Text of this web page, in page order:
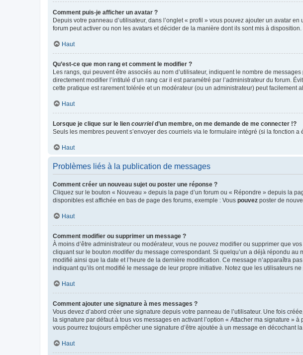
Comment puis-je afficher un avatar ?
Depuis votre panneau d’utilisateur, dans l’onglet « profil » vous pouvez ajouter un avatar
forum peut activer ou non les avatars et décider de la manière dont ils sont mis à
Haut
Qu’est-ce que mon rang et comment le modifier ?
Les rangs, qui peuvent être associés au nom d’utilisateur, indiquent le nombre de
directement modifier l’intitulé d’un rang car il est paramétré par l’administrateur du forum.
cette pratique est rarement tolérée et un modérateur (ou un administrateur) peut facilement
Haut
Lorsque je clique sur le lien courrield’un membre, on me demande de me connecter !?
Seuls les membres peuvent s’envoyer des courriels via le formulaire intégré (si la fonction
Haut
Problèmes liés à la publication de messages
Comment créer un nouveau sujet ou poster une réponse ?
Cliquez sur le bouton « Nouveau » depuis la page d’un forum ou « Répondre » depuis la
disponibles est affichée en bas de page des forums, exemple : Vous pouvez poster de
Haut
Comment modifier ou supprimer un message ?
À moins d’être administrateur ou modérateur, vous ne pouvez modifier ou supprimer que
cliquant sur le bouton modifierdu message correspondant. Si quelqu’un a déjà répondu au
modifié ainsi que la date et l’heure de la dernière modification. Ce message n’apparaîtra
indiquant qu’ils ont modifié le message de leur propre initiative. Notez que les utilisateurs
Haut
Comment ajouter une signature à mes messages ?
Vous devez d’abord créer une signature depuis votre panneau de l’utilisateur. Une fois
la signature par défaut à tous vos messages en activant l’option « Attacher ma signature »
vous pourrez toujours empêcher une signature d’être ajoutée à un message en décochant
Haut